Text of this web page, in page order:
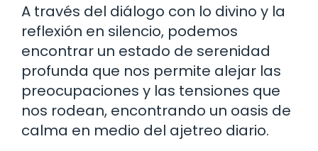
A través del diálogo con lo divino y la
reflexión en silencio, podemos
encontrar un estado de serenidad
profunda que nos permite alejar las
preocupaciones y las tensiones que
nos rodean, encontrando un oasis de
calma en medio del ajetreo diario.